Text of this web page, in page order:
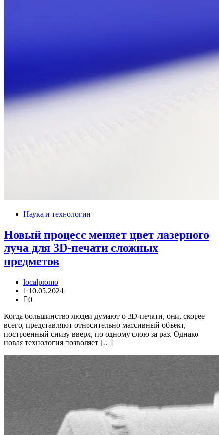
Наука и технологии
Новый процесс меняет цвет лазерного
луча для 3D-печати сложных
предметов
localpromo
10.05.2024
0
Когда большинство людей думают о 3D-печати, они, скорее
всего, представляют относительно массивный объект,
построенный снизу вверх, по одному слою за раз. Однако
новая технология позволяет […]